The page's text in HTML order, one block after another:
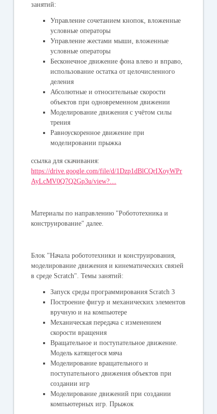
занятий:
Управление сочетанием кнопок, вложенные
условные операторы
Управление жестами мыши, вложенные
условные операторы
Бесконечное движение фона влево и вправо,
использование остатка от целочисленного
деления
Абсолютные и относительные скорости
объектов при одновременном движении
Моделирование движения с учётом силы
трения
Равноускоренное движение при
моделировании прыжка
ссылка для скачивания:
https://drive.google.com/file/d/1Dzp1dBlCQrIXoyWPr
AyLcMV0Q7Q2Gp3u/view?…
Материалы по направлению "Робототехника и
конструирование" далее.
Блок "Начала робототехники и конструирования,
моделирование движения и кинематических связей
в среде Scratch". Темы занятий:
Запуск среды программирования Scratch 3
Построение фигур и механических элементов
вручную и на компьютере
Механическая передача с изменением
скорости вращения
Вращательное и поступательное движение.
Модель катящегося мяча
Моделирование вращательного и
поступательного движения объектов при
создании игр
Моделирование движений при создании
компьютерных игр. Прыжок